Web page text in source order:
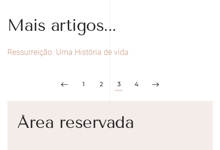
Mais artigos...
Ressurreição. Uma História de vida
1 2 3 4
Área reservada